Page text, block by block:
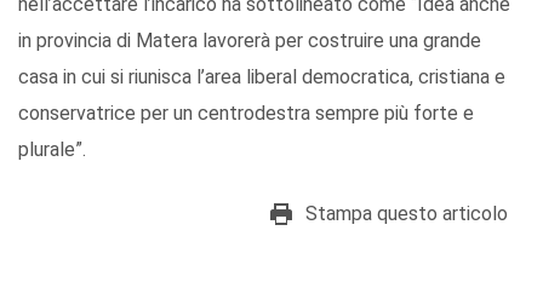
nell’accettare l’incarico ha sottolineato come “Idea anche
in provincia di Matera lavorerà per costruire una grande
casa in cui si riunisca l’area liberal democratica, cristiana e
conservatrice per un centrodestra sempre più forte e
plurale”.
Stampa questo articolo